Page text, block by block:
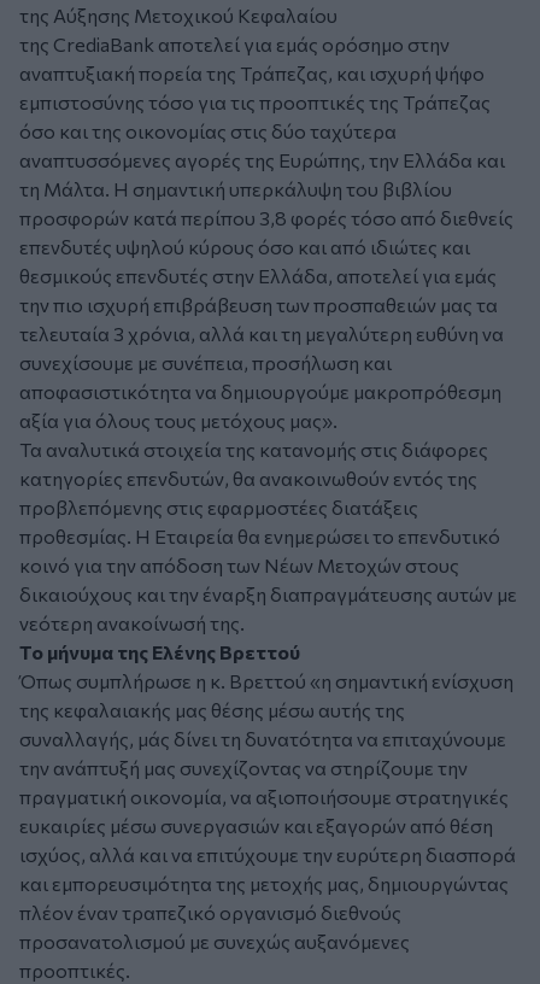
της Αύξησης Μετοχικού Κεφαλαίου
της CrediaBank αποτελεί για εμάς ορόσημο στην
αναπτυξιακή πορεία της Τράπεζας, και ισχυρή ψήφο
εμπιστοσύνης τόσο για τις προοπτικές της Τράπεζας
όσο και της οικονομίας στις δύο ταχύτερα
αναπτυσσόμενες αγορές της Ευρώπης, την Ελλάδα και
τη Μάλτα. Η σημαντική υπερκάλυψη του βιβλίου
προσφορών κατά περίπου 3,8 φορές τόσο από διεθνείς
επενδυτές υψηλού κύρους όσο και από ιδιώτες και
θεσμικούς επενδυτές στην Ελλάδα, αποτελεί για εμάς
την πιο ισχυρή επιβράβευση των προσπαθειών μας τα
τελευταία 3 χρόνια, αλλά και τη μεγαλύτερη ευθύνη να
συνεχίσουμε με συνέπεια, προσήλωση και
αποφασιστικότητα να δημιουργούμε μακροπρόθεσμη
αξία για όλους τους μετόχους μας».
Τα αναλυτικά στοιχεία της κατανομής στις διάφορες
κατηγορίες επενδυτών, θα ανακοινωθούν εντός της
προβλεπόμενης στις εφαρμοστέες διατάξεις
προθεσμίας. Η Εταιρεία θα ενημερώσει το επενδυτικό
κοινό για την απόδοση των Νέων Μετοχών στους
δικαιούχους και την έναρξη διαπραγμάτευσης αυτών με
νεότερη ανακοίνωσή της.
Το μήνυμα της Ελένης Βρεττού
Όπως συμπλήρωσε η κ. Βρεττού «η σημαντική ενίσχυση
της κεφαλαιακής μας θέσης μέσω αυτής της
συναλλαγής, μάς δίνει τη δυνατότητα να επιταχύνουμε
την ανάπτυξή μας συνεχίζοντας να στηρίζουμε την
πραγματική οικονομία, να αξιοποιήσουμε στρατηγικές
ευκαιρίες μέσω συνεργασιών και εξαγορών από θέση
ισχύος, αλλά και να επιτύχουμε την ευρύτερη διασπορά
και εμπορευσιμότητα της μετοχής μας, δημιουργώντας
πλέον έναν τραπεζικό οργανισμό διεθνούς
προσανατολισμού με συνεχώς αυξανόμενες
προοπτικές.